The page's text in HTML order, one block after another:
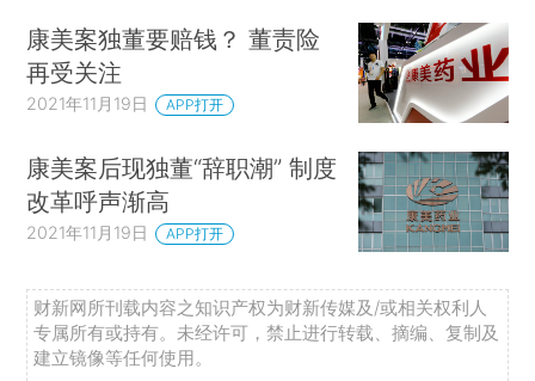
康美案独董要赔钱？ 董责险
再受关注
2021年11月19日 APP打开
康美案后现独董“辞职潮” 制度
改革呼声渐高
2021年11月19日 APP打开
财新网所刊载内容之知识产权为财新传媒及/或相关权利人
专属所有或持有。未经许可，禁止进行转载、摘编、复制及
建立镜像等任何使用。